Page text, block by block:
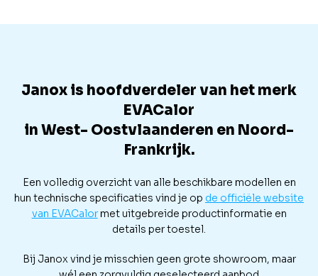
Janox is hoofdverdeler van het merk
EVACalor
in West- Oostvlaanderen en Noord-
Frankrijk.
Een volledig overzicht van alle beschikbare modellen en
hun technische specificaties vind je op de officiële website
van EVACalormet uitgebreide productinformatie en
details per toestel.
Bij Janox vind je misschien geen grote showroom, maar